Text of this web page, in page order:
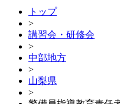
トップ
>
講習会・研修会
>
中部地方
>
山梨県
>